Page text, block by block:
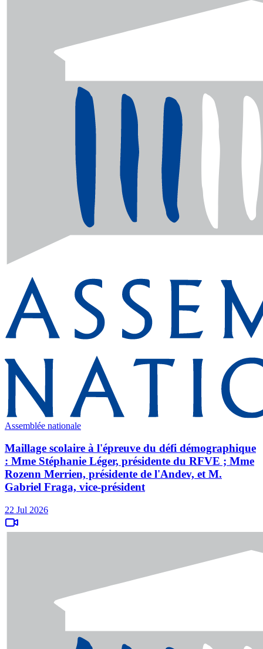
Assemblée nationale
Maillage scolaire à l'épreuve du défi démographique
: Mme Stéphanie Léger, présidente du RFVE ; Mme
Rozenn Merrien, présidente de l'Andev, et M.
Gabriel Fraga, vice-président
22 Jul 2026